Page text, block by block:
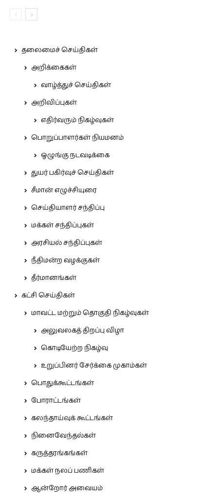
தலைமைச் செய்திகள்
அறிக்கைகள்
வாழ்த்துச் செய்திகள்
அறிவிப்புகள்
எதிர்வரும் நிகழ்வுகள்
பொறுப்பாளர்கள் நியமனம்
ஒழுங்கு நடவடிக்கை
துயர் பகிர்வுச் செய்திகள்
சீமான் எழுச்சியுரை
செய்தியாளர் சந்திப்பு
மக்கள் சந்திப்புகள்
அரசியல் சந்திப்புகள்
நீதிமன்ற வழக்குகள்
தீர்மானங்கள்
கட்சி செய்திகள்
மாவட்ட மற்றும் தொகுதி நிகழ்வுகள்
அலுவலகத் திறப்பு விழா
கொடியேற்ற நிகழ்வு
உறுப்பினர் சேர்க்கை முகாம்கள்
பொதுக்கூட்டங்கள்
போராட்டங்கள்
கலந்தாய்வுக் கூட்டங்கள்
நினைவேந்தல்கள்
கருத்தரங்கங்கள்
மக்கள் நலப் பணிகள்
ஆன்றோர் அவையம்